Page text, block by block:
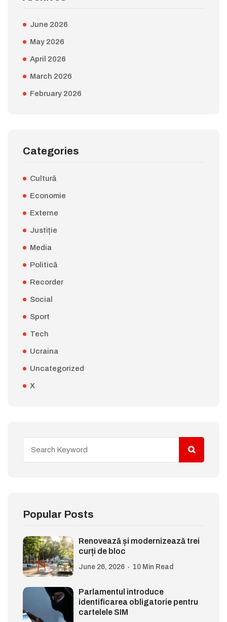
June 2026
May 2026
April 2026
March 2026
February 2026
Categories
Cultură
Economie
Externe
Justiție
Media
Politică
Recorder
Social
Sport
Tech
Ucraina
Uncategorized
X
Popular Posts
Renovează și modernizează trei
curți de bloc
June 26, 2026 10 Min Read
Parlamentul introduce
identificarea obligatorie pentru
cartelele SIM